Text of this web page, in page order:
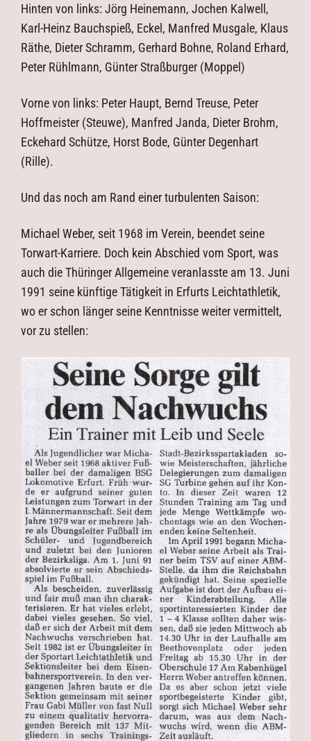
Hinten von links: Jörg Heinemann, Jochen Kalwell,
Karl-Heinz Bauchspieß, Eckel, Manfred Musgale, Klaus
Räthe, Dieter Schramm, Gerhard Bohne, Roland Erhard,
Peter Rühlmann, Günter Straßburger (Moppel)
Vorne von links: Peter Haupt, Bernd Treuse, Peter
Hoffmeister (Steuwe), Manfred Janda, Dieter Brohm,
Eckehard Schütze, Horst Bode, Günter Degenhart
(Rille).
Und das noch am Rand einer turbulenten Saison:
Michael Weber, seit 1968 im Verein, beendet seine
Torwart-Karriere. Doch kein Abschied vom Sport, was
auch die Thüringer Allgemeine veranlasste am 13. Juni
1991 seine künftige Tätigkeit in Erfurts Leichtathletik,
wo er schon länger seine Kenntnisse weiter vermittelt,
vor zu stellen: